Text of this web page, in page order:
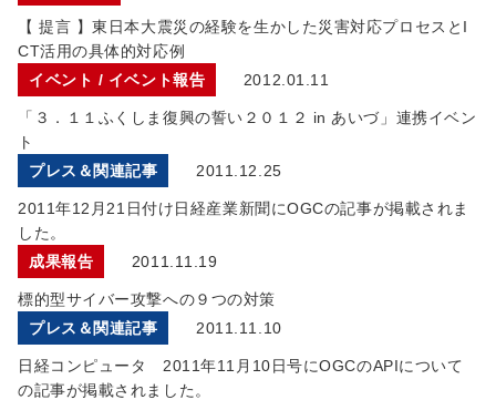
【 提言 】東日本大震災の経験を生かした災害対応プロセスとI
CT活用の具体的対応例
イベント / イベント報告
2012.01.11
「３．１１ふくしま復興の誓い２０１２ in あいづ」連携イベン
ト
プレス＆関連記事
2011.12.25
2011年12月21日付け日経産業新聞にOGCの記事が掲載されま
した。
成果報告
2011.11.19
標的型サイバー攻撃への９つの対策
プレス＆関連記事
2011.11.10
日経コンピュータ 2011年11月10日号にOGCのAPIについて
の記事が掲載されました。